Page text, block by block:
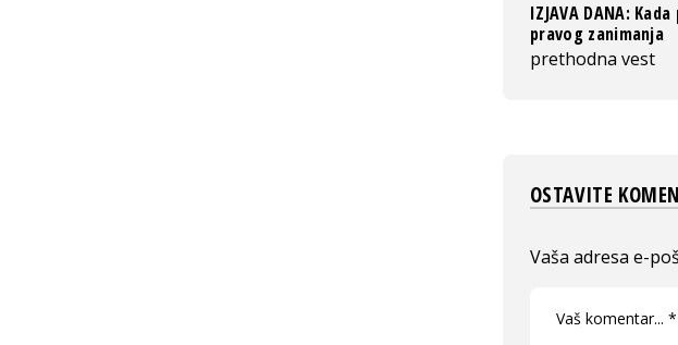
IZJAVA DANA:
pravog zanimanja
prethodna vest
OSTAVITE
Vaša adresa e-